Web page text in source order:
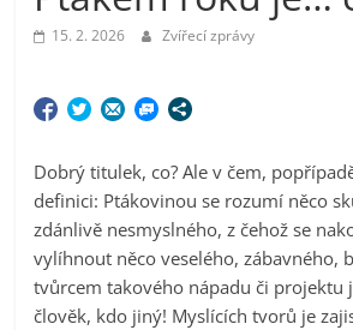
15. 2. 2026 Zvířecí zprávy
Dobrý titulek, co? Ale v čem,
definici: Ptákovinou se rozumí něco
zdánlivě nesmyslného, z čehož se
vylíhnout něco veselého, zábavného,
tvůrcem takového nápadu či projektu
člověk, kdo jiný! Myslících tvorů je